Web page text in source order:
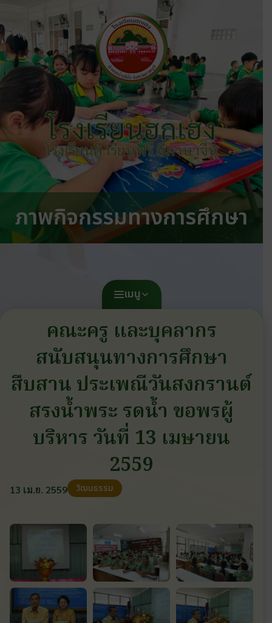
โรงเรียนฮกเฮง
โรงเรียนดี เรียนฟรี มีภาษาจีน
ภาพกิจกรรมทางการศึกษา
เมนู
คณะครู และบุคลากร
สนับสนุนทางการศึกษา
สืบสาน ประเพณีวันสงกรานต์
สรงน้ำพระ รดน้ำ ขอพรผู้
บริหาร วันที่ 13 เมษายน
2559
13 เม.ย. 2559 วัฒนธรรม